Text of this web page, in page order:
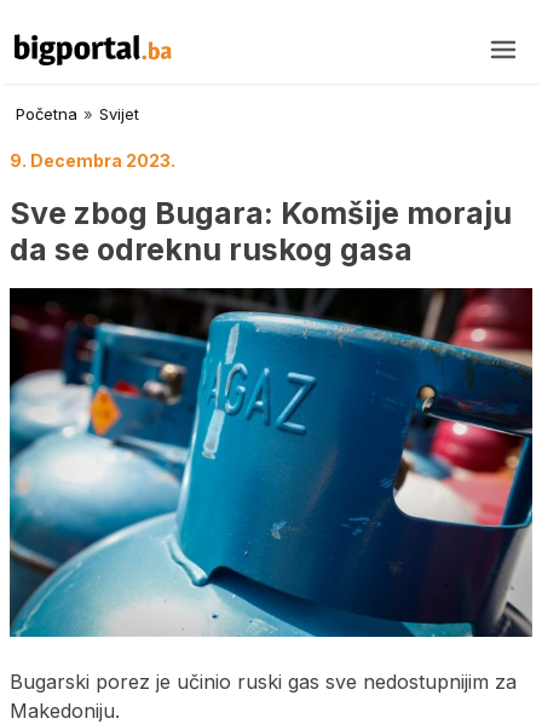
Početna » Svijet
9. Decembra 2023.
Sve zbog Bugara: Komšije moraju
da se odreknu ruskog gasa
Bugarski porez je učinio ruski gas sve nedostupnijim za
Makedoniju.